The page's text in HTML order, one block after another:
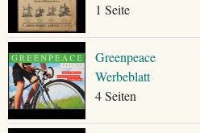
1 Seite
Greenpeace
Werbeblatt
4 Seiten